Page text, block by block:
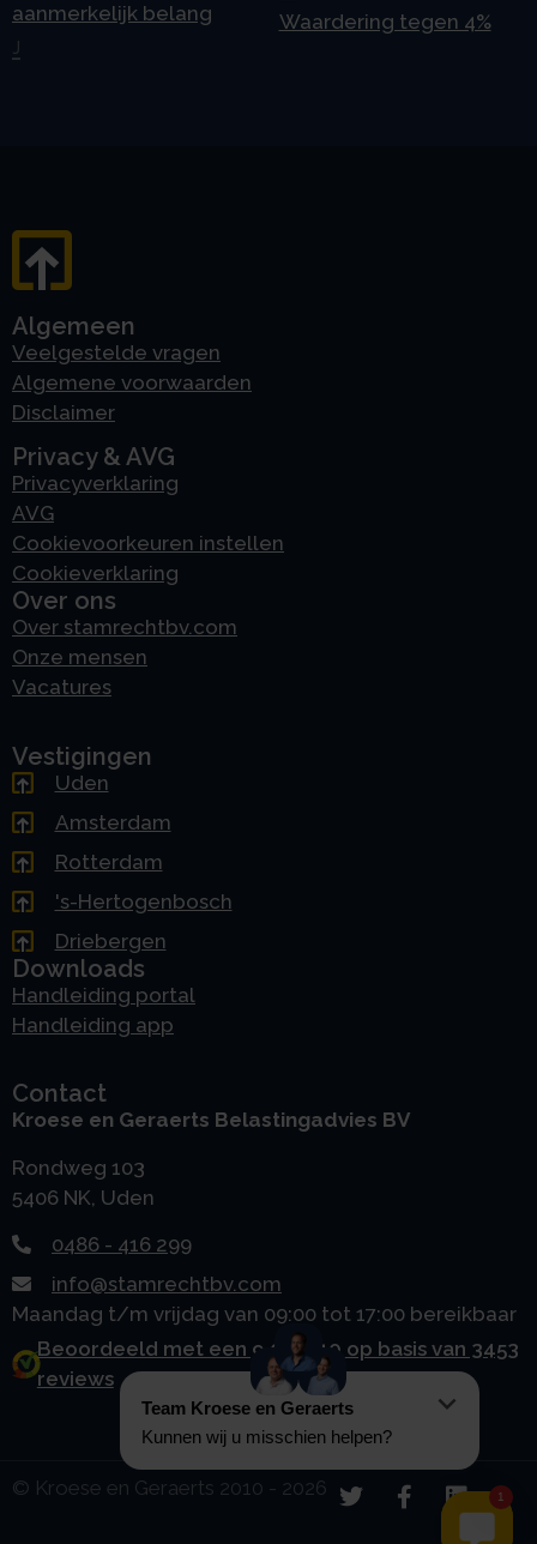
aanmerkelijk belang
Waardering tegen 4%
Algemeen
Veelgestelde vragen
Algemene voorwaarden
Disclaimer
Privacy & AVG
Privacyverklaring
AVG
Cookievoorkeuren instellen
Cookieverklaring
Over ons
Over stamrechtbv.com
Onze mensen
Vacatures
Vestigingen
Uden
Amsterdam
Rotterdam
's-Hertogenbosch
Driebergen
Downloads
Handleiding portal
Handleiding app
Contact
Kroese en Geraerts Belastingadvies BV
Rondweg 103
5406 NK, Uden
0486 - 416 299
info@stamrechtbv.com
Maandag t/m vrijdag van 09:00 tot 17:00 bereikbaar
Beoordeeld met een 9.0 uit 10 op basis van 3453
reviews
© Kroese en Geraerts 2010 - 2026